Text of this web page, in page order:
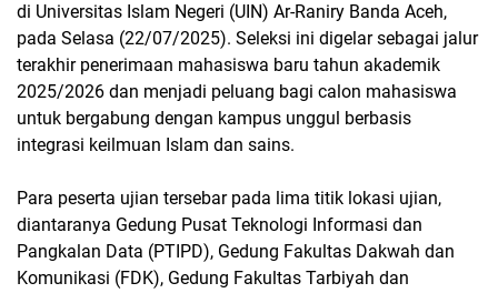
di Universitas Islam Negeri (UIN) Ar-Raniry Banda Aceh,
pada Selasa (22/07/2025). Seleksi ini digelar sebagai jalur
terakhir penerimaan mahasiswa baru tahun akademik
2025/2026 dan menjadi peluang bagi calon mahasiswa
untuk bergabung dengan kampus unggul berbasis
integrasi keilmuan Islam dan sains.
Para peserta ujian tersebar pada lima titik lokasi ujian,
diantaranya Gedung Pusat Teknologi Informasi dan
Pangkalan Data (PTIPD), Gedung Fakultas Dakwah dan
Komunikasi (FDK), Gedung Fakultas Tarbiyah dan